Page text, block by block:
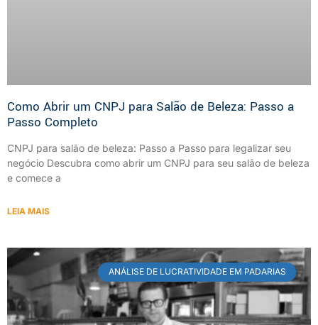
Como Abrir um CNPJ para Salão de Beleza: Passo a
Passo Completo
CNPJ para salão de beleza: Passo a Passo para legalizar seu
negócio Descubra como abrir um CNPJ para seu salão de beleza
e comece a
LEIA MAIS
ANÁLISE DE LUCRATIVIDADE EM PADARIAS